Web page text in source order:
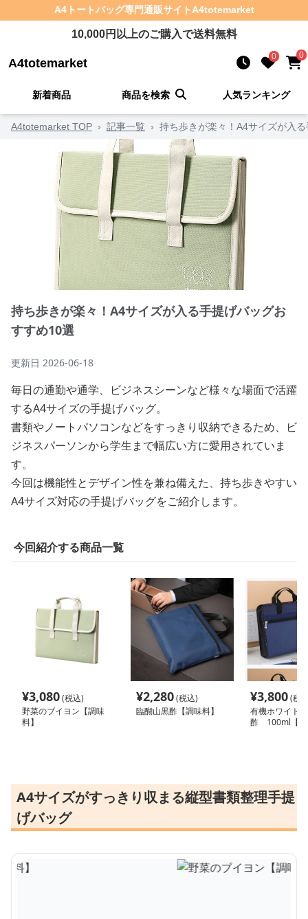
A4トートバッグ専門通販サイト A4totemarket
10,000円以上のご購入で送料無料
A4totemarket 0 0
新着商品 商品を検索 人気ランキング
A4totemarket TOP › 記事一覧 › 持ち歩きが楽々！A4サイズが入
持ち歩きが楽々！A4サイズが入る手提げバッグお
すすめ10選
更新日 2026-06-18
毎日の通勤や通学、ビジネスシーンなど様々な場面で活躍
するA4サイズの手提げバッグ。
書類やノートパソコンなどをすっきり収納できるため、ビ
ジネスパーソンから学生まで幅広い方に愛用されていま
す。
今回は機能性とデザイン性を兼ね備えた、持ち歩きやすい
A4サイズ対応の手提げバッグをご紹介します。
今回紹介する商品一覧
¥3,080(税込)
野菜のブイヨン【調味
料】
¥2,280(税込)
臨醐山黒酢【調味料】
¥3,800(税
有機ホワイト
酢 100ml【調
A4サイズがすっきり収まる縦型書類整理手提
げバッグ